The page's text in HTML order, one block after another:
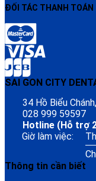
ĐỐI TÁC THANH TOÁN
SAI GON CITY
34 Hồ Biểu
028 999 59597
Hotline (Hỗ trợ
Giờ làm việc:
Thông tin cần biết